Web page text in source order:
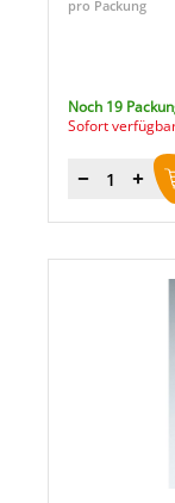
pro Packung
Noch 19
Sofort
Menge